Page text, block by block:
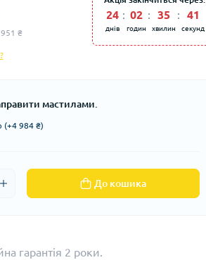
951 ₴
24
днів
02
годин
35
хвилин
41
секунд
мастилами.
(+4 984 ₴)
До кошика
гарантія 2 роки.